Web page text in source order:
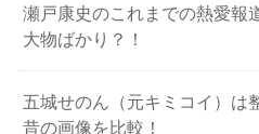
瀬戸康史のこれまでの熱愛報
大物ばかり？！
五城せのん（元キミコイ）は
昔の画像を比較！